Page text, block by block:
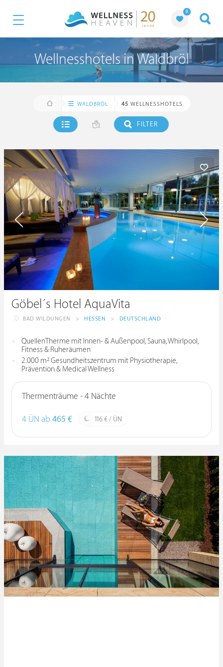
0
Wellnesshotels in Waldbröl
WALDBRÖL 45 WELLNESSHOTELS
FILTER
Göbel´s Hotel AquaVita
BAD WILDUNGEN > HESSEN > DEUTSCHLAND
QuellenTherme mit Innen- & Außenpool, Sauna, Whirlpool,
Fitness & Ruheräumen
2.000 m² Gesundheitszentrum mit Physiotherapie,
Prävention & Medical Wellness
Thermenträume - 4 Nächte
4 ÜN ab 465 € 116 € / ÜN